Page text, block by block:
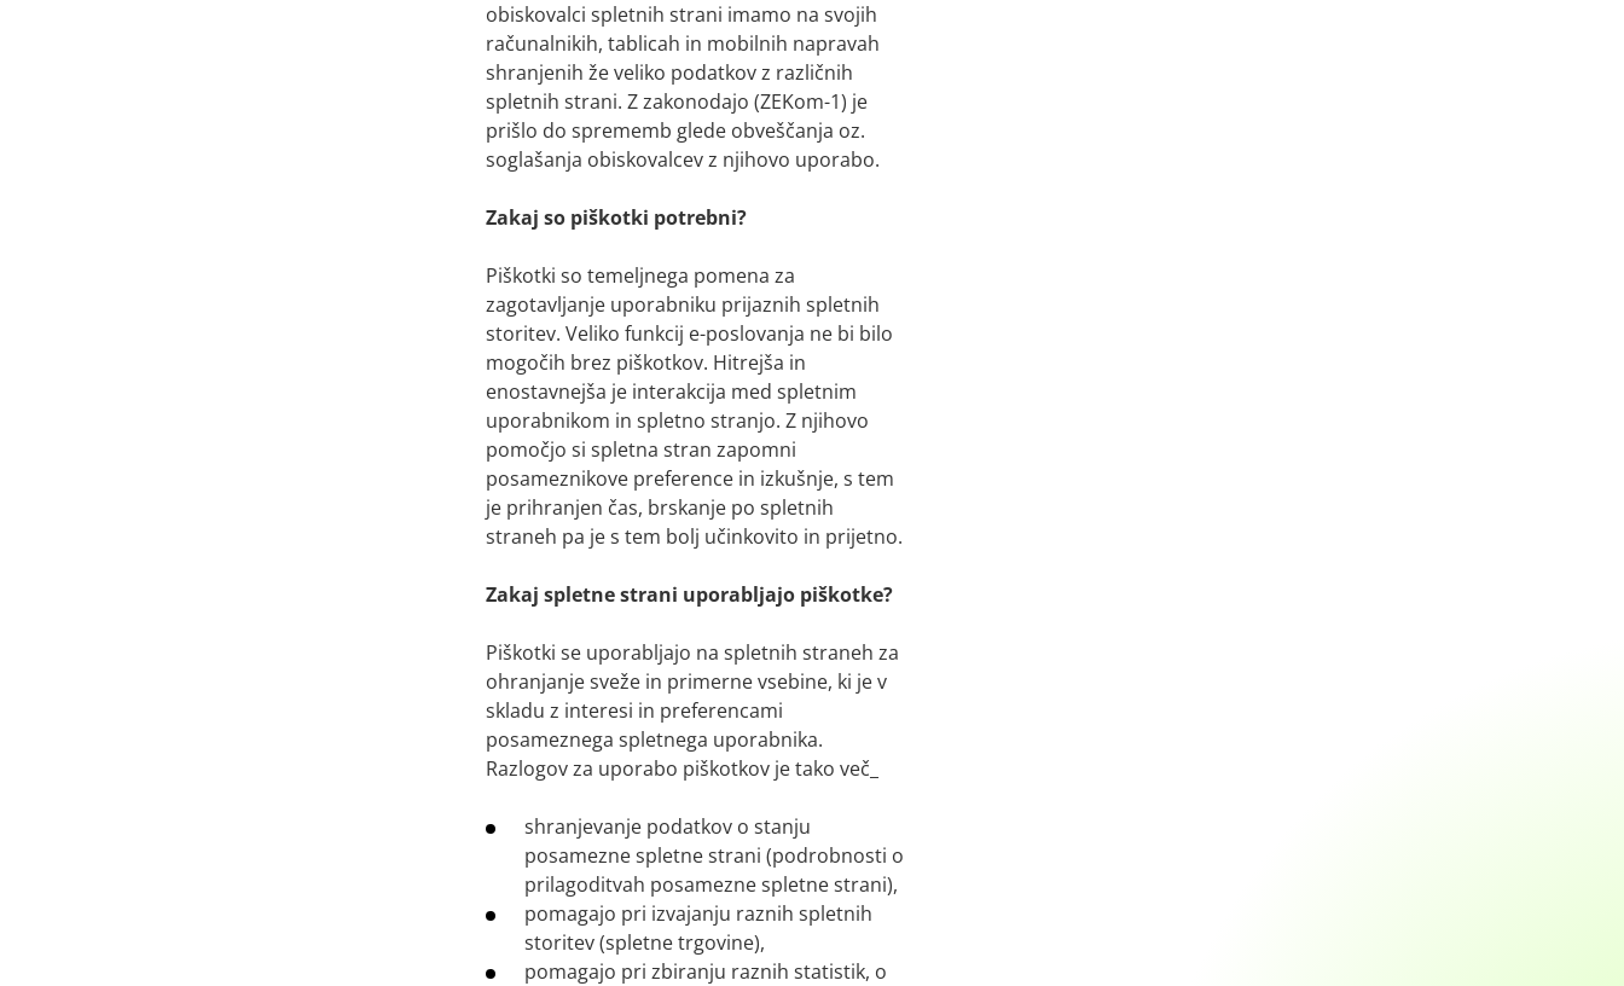
obiskovalci spletnih strani imamo na svojih
računalnikih, tablicah in mobilnih napravah
shranjenih že veliko podatkov z različnih
spletnih strani. Z zakonodajo (ZEKom-1) je
prišlo do sprememb glede obveščanja oz.
soglašanja obiskovalcev z njihovo uporabo.
Zakaj so piškotki potrebni?
Piškotki so temeljnega pomena za
zagotavljanje uporabniku prijaznih spletnih
storitev. Veliko funkcij e-poslovanja ne bi bilo
mogočih brez piškotkov. Hitrejša in
enostavnejša je interakcija med spletnim
uporabnikom in spletno stranjo. Z njihovo
pomočjo si spletna stran zapomni
posameznikove preference in izkušnje, s tem
je prihranjen čas, brskanje po spletnih
straneh pa je s tem bolj učinkovito in prijetno.
Zakaj spletne strani uporabljajo piškotke?
Piškotki se uporabljajo na spletnih straneh za
ohranjanje sveže in primerne vsebine, ki je v
skladu z interesi in preferencami
posameznega spletnega uporabnika.
Razlogov za uporabo piškotkov je tako več_
shranjevanje podatkov o stanju
posamezne spletne strani (podrobnosti o
prilagoditvah posamezne spletne strani),
pomagajo pri izvajanju raznih spletnih
storitev (spletne trgovine),
pomagajo pri zbiranju raznih statistik, o